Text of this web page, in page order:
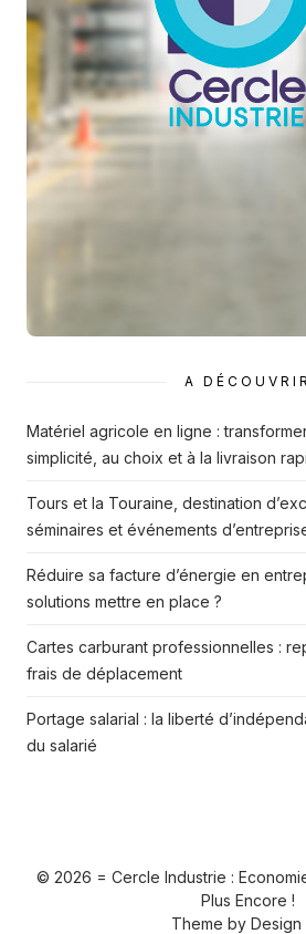
A DÉCOUVRIR
Matériel agricole en ligne :
simplicité, au choix et à la livraison
Tours et la Touraine, destination
séminaires et événements
Réduire sa facture d’énergie en
solutions mettre en place ?
Cartes carburant professionnelles :
frais de déplacement
Portage salarial : la liberté
du salarié
© 2026 = Cercle Industrie :
Plus Encore !
Theme by Design